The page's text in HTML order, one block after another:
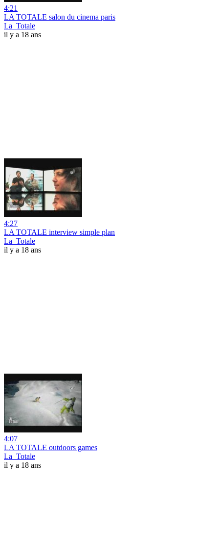
4:21
LA TOTALE salon du cinema paris
La_Totale
il y a 18 ans
4:27
LA TOTALE interview simple plan
La_Totale
il y a 18 ans
4:07
LA TOTALE outdoors games
La_Totale
il y a 18 ans